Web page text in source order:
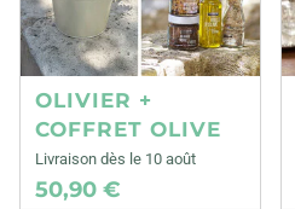
OLIVIER +
COFFRET OLIVE
Livraison dès le 10 août
50,90 €